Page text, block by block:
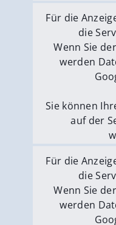
Externe
Für die
die
Wenn Sie
werden
Sie können
auf der
Externe
Für die
die
Wenn Sie
werden